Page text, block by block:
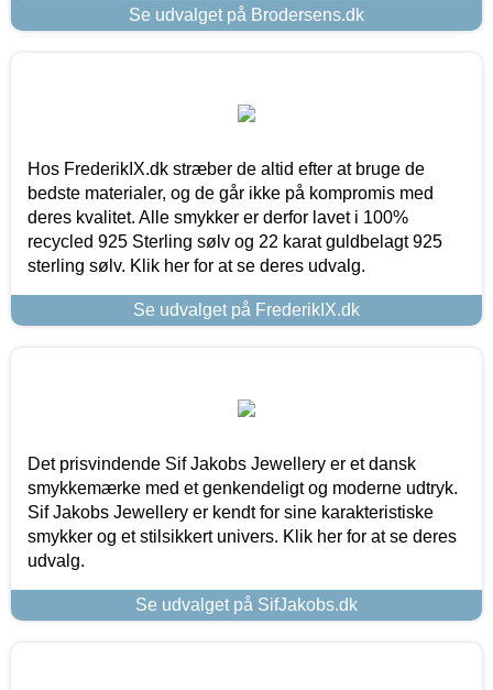
Se udvalget på Brodersens.dk
Hos FrederikIX.dk stræber de altid efter at bruge de
bedste materialer, og de går ikke på kompromis med
deres kvalitet. Alle smykker er derfor lavet i 100%
recycled 925 Sterling sølv og 22 karat guldbelagt 925
sterling sølv. Klik her for at se deres udvalg.
Se udvalget på FrederikIX.dk
Det prisvindende Sif Jakobs Jewellery er et dansk
smykkemærke med et genkendeligt og moderne udtryk.
Sif Jakobs Jewellery er kendt for sine karakteristiske
smykker og et stilsikkert univers. Klik her for at se deres
udvalg.
Se udvalget på SifJakobs.dk